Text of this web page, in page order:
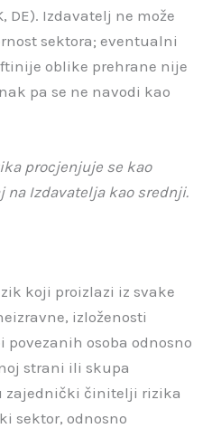
DE). Izdavatelj ne može
sektora; eventualni
oblike prehrane nije
pa se ne navodi kao
procjenjuje se kao
na Izdavatelja kao srednji.
koji proizlazi iz svake
izloženosti
povezanih osoba odnosno
strani ili skupa
zajednički činitelji rizika
sektor, odnosno